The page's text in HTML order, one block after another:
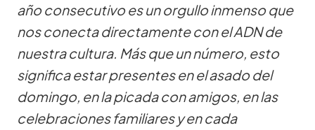
año consecutivo es un orgullo inmenso que
nos conecta directamente con el ADN de
nuestra cultura. Más que un número, esto
significa estar presentes en el asado del
domingo, en la picada con amigos, en las
celebraciones familiares y en cada